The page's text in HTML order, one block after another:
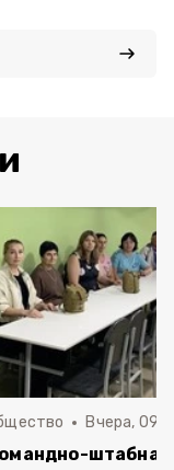
Вчера,
штабная